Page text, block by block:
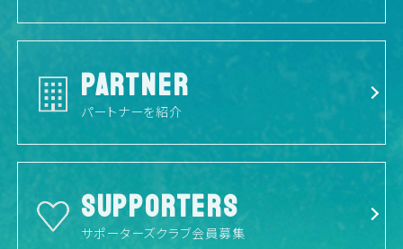
PARTNER
パートナーを紹介
SUPPORTERS
サポーターズクラブ会員募集